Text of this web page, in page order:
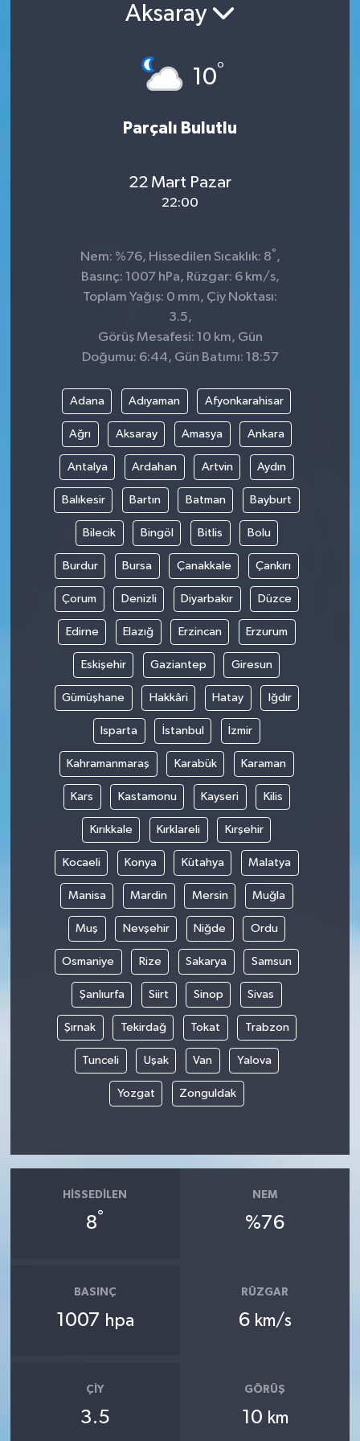
Aksaray
10°
Parçalı Bulutlu
22 Mart Pazar
22:00
Nem: %76, Hissedilen Sıcaklık: 8° ,
Basınç: 1007 hPa, Rüzgar: 6 km/s,
Toplam Yağış: 0 mm, Çiy Noktası:
3.5,
Görüş Mesafesi: 10 km, Gün
Doğumu: 6:44, Gün Batımı: 18:57
Adana Adıyaman Afyonkarahisar
Ağrı Aksaray Amasya Ankara
Antalya Ardahan Artvin Aydın
Balıkesir Bartın Batman Bayburt
Bilecik Bingöl Bitlis Bolu
Burdur Bursa Çanakkale Çankırı
Çorum Denizli Diyarbakır Düzce
Edirne Elazığ Erzincan Erzurum
Eskişehir Gaziantep Giresun
Gümüşhane Hakkâri Hatay Iğdır
Isparta İstanbul İzmir
Kahramanmaraş Karabük Karaman
Kars Kastamonu Kayseri Kilis
Kırıkkale Kırklareli Kırşehir
Kocaeli Konya Kütahya Malatya
Manisa Mardin Mersin Muğla
Muş Nevşehir Niğde Ordu
Osmaniye Rize Sakarya Samsun
Şanlıurfa Siirt Sinop Sivas
Şırnak Tekirdağ Tokat Trabzon
Tunceli Uşak Van Yalova
Yozgat Zonguldak
HISSEDILEN
8°
NEM
%76
BASINÇ
1007 hpa
RÜZGAR
6 km/s
ÇIY
3.5
GÖRÜŞ
10 km